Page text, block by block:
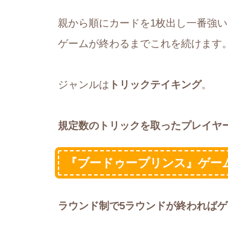
親から順にカードを1枚出し一番強
ゲームが終わるまでこれを続けます。
ジャンルは トリックテイキング。
規定数のトリックを取ったプレイヤ
『ブードゥープリンス』ゲ
ラウンド制で5ラウンドが終われば